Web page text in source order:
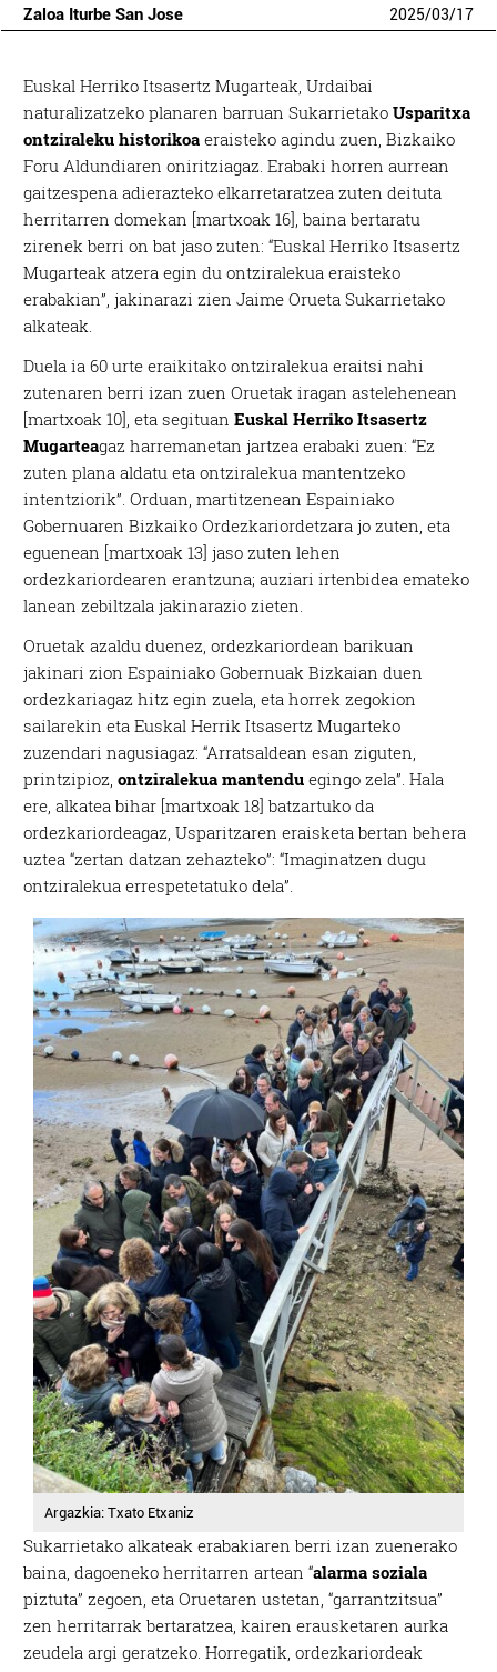
Zaloa Iturbe San Jose 2025/03/17
Euskal Herriko Itsasertz Mugarteak, Urdaibai
naturalizatzeko planaren barruan SukarrietakoUsparitxa
ontziraleku historikoa eraisteko agindu zuen, Bizkaiko
Foru Aldundiaren oniritziagaz. Erabaki horren aurrean
gaitzespena adierazteko elkarretaratzea zuten deituta
herritarren domekan [martxoak 16], baina bertaratu
zirenek berri on bat jaso zuten: “Euskal Herriko Itsasertz
Mugarteak atzera egin du ontziralekua eraisteko
erabakian”, jakinarazi zien Jaime Orueta Sukarrietako
alkateak.
Duela ia 60 urte eraikitako ontziralekua eraitsi nahi
zutenaren berri izan zuen Oruetak iragan astelehenean
[martxoak 10], eta segituanEuskal Herriko Itsasertz
Mugarteagaz harremanetan jartzea erabaki zuen: “Ez
zuten plana aldatu eta ontziralekua mantentzeko
intentziorik”. Orduan, martitzenean Espainiako
Gobernuaren Bizkaiko Ordezkariordetzara jo zuten, eta
eguenean [martxoak 13] jaso zuten lehen
ordezkariordearen erantzuna; auziari irtenbidea emateko
lanean zebiltzala jakinarazio zieten.
Oruetak azaldu duenez, ordezkariordean barikuan
jakinari zion Espainiako Gobernuak Bizkaian duen
ordezkariagaz hitz egin zuela, eta horrek zegokion
sailarekin eta Euskal Herrik Itsasertz Mugarteko
zuzendari nagusiagaz: “Arratsaldean esan ziguten,
printzipioz,ontziralekua mantendu egingo zela”. Hala
ere, alkatea bihar [martxoak 18] batzartuko da
ordezkariordeagaz, Usparitzaren eraisketa bertan behera
uztea “zertan datzan zehazteko”: “Imaginatzen dugu
ontziralekua errespetetatuko dela”.
Argazkia: Txato Etxaniz
Sukarrietako alkateak erabakiaren berri izan zuenerako
baina, dagoeneko herritarren artean “alarma soziala
piztuta” zegoen, eta Oruetaren ustetan, “garrantzitsua”
zen herritarrak bertaratzea, kairen erausketaren aurka
zeudela argi geratzeko. Horregatik, ordezkariordeak